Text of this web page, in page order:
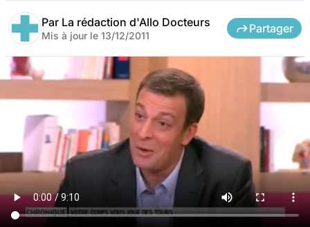
Par La rédaction d'Allo Docteurs
Mis à jour le 13/12/2011
Partager